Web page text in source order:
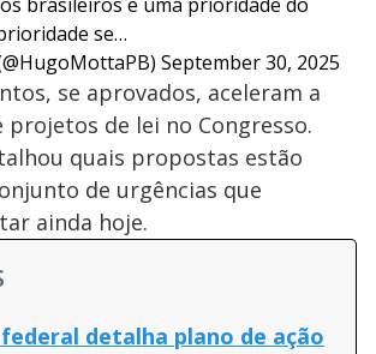
se…
September 30, 2025
se aprovados, aceleram a
de lei no Congresso.
quais propostas estão
de urgências que
ainda hoje.
detalha plano de ação